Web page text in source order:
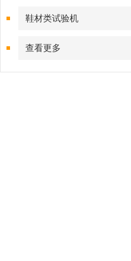
鞋材类试验机
查看更多